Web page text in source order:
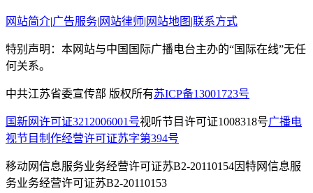
网站简介|广告服务| 网站律师| 网站地图 |联系方式
特别声明：本网站与中国国际广播电台主办的“国际在线”无任
何关系。
中共江苏省委宣传部 版权所有苏ICP备13001723号
国新网许可证3212006001号视听节目许可证1008318号广播电
视节目制作经营许可证苏字第394号
移动网信息服务业务经营许可证苏B2-20110154因特网信息服
务业务经营许可证苏B2-20110153